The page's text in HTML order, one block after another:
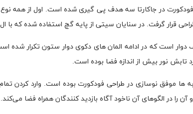
فودکورت در جاکارتا سه هدف پی گیری شده است. اول از همه
قرار گرفت. در سنایان سیتی از پایه گچ استفاده شده که
دوار است که در ادامه المان های دکوی دوار ستون تکرار
تابش نور بیش از اندازه فضا بوده است.
ها موفق نوسازی در طراحی فودکورت بوده است. وارد کردن
آن را در الگوهای آن ناخود آگاه بازدید کنندگان همراه فضا می‌کند.